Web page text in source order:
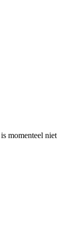
momenteel niet